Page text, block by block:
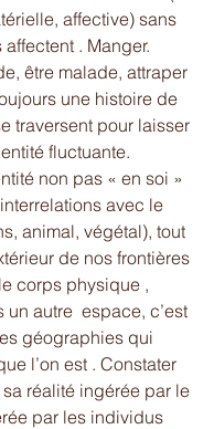
affective) sans
. Manger.
être malade, attraper
une histoire de
traversent pour laisser
fluctuante.
non pas « en soi »
avec le
animal, végétal), tout
de nos frontières
corps physique ,
un autre  espace, c’est
géographies qui
l’on est . Constater
réalité ingérée par le
par les individus